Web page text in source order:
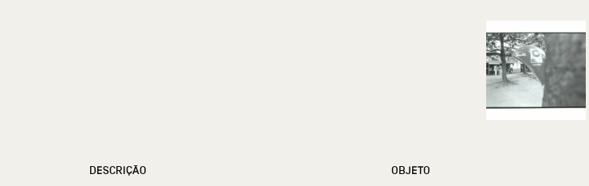
DESCRIÇÃO OBJETO